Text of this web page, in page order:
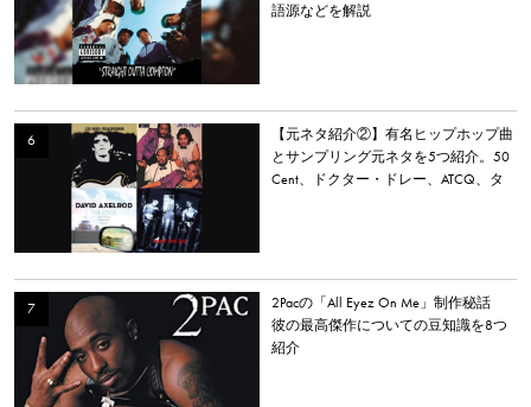
語源などを解説
【元ネタ紹介②】有名ヒップホップ曲
とサンプリング元ネタを5つ紹介。50
Cent、ドクター・ドレー、ATCQ、タ
2Pacの「All Eyez On Me」制作秘話
彼の最高傑作についての豆知識を8つ
紹介